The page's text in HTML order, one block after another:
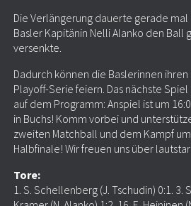
Die Verlängerung dauerte gerade mal
Basler Kapitänin Nelli Alanko den Ball
versenkte.
Dadurch können die Baslerinnen
Playoff-Serie feiern. Das nächste
auf dem Programm: Anspiel ist um
in Buchs! Komm vorbei und
zweiten Matchball und dem Kampf
Halbfinale! Wir freuen uns über
Tore:
1. S. Schellenberg (J. Tschudin) 0:1. 3.